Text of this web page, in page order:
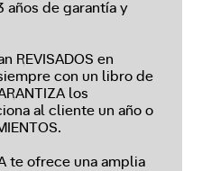
años de garantía y
REVISADOS en
con un libro de
los
al cliente un año o
te ofrece una amplia